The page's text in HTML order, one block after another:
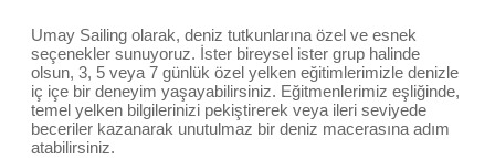
Umay Sailing olarak, deniz tutkunlarına özel ve esnek
seçenekler sunuyoruz. İster bireysel ister grup halinde
olsun, 3, 5 veya 7 günlük özel yelken eğitimlerimizle denizle
iç içe bir deneyim yaşayabilirsiniz. Eğitmenlerimiz eşliğinde,
temel yelken bilgilerinizi pekiştirerek veya ileri seviyede
beceriler kazanarak unutulmaz bir deniz macerasına adım
atabilirsiniz.